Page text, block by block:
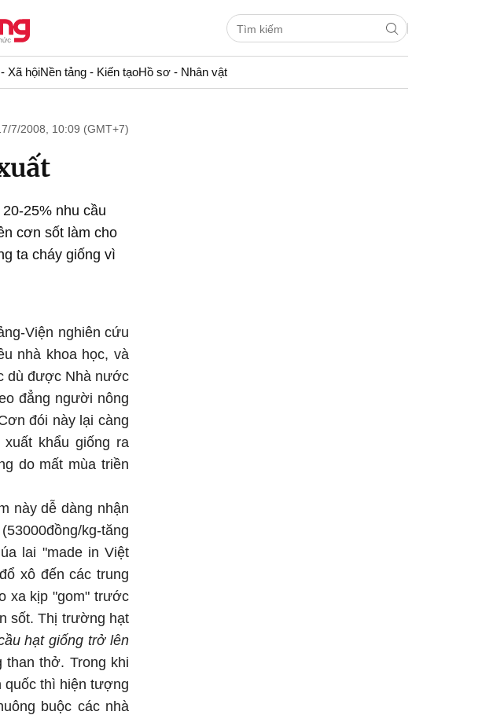
Xã hộiNền tảng - Kiến tạoHồ sơ - Nhân vật
7/2008, 10:09 (GMT+7)
25% nhu cầu
cơn sốt làm cho
ta cháy giống vì
Viện nghiên cứu
nhà khoa học, và
dù được Nhà nước
đẳng người nông
đói này lại càng
khẩu giống ra
do mất mùa triền
này dễ dàng nhận
kg-tăng
lai "made in Việt
xô đến các trung
xa kịp "gom" trước
sốt. Thị trường hạt
hạt giống trở lên
than thở. Trong khi
quốc thì hiện tượng
buộc các nhà